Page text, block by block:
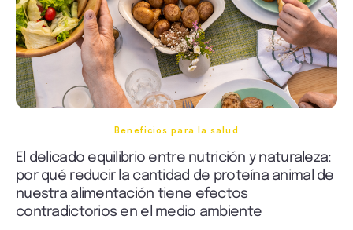
Beneficios para la salud
El delicado equilibrio entre nutrición y naturaleza:
por qué reducir la cantidad de proteína animal de
nuestra alimentación tiene efectos
contradictorios en el medio ambiente